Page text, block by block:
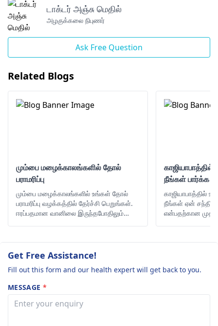
டாக்டர் அஞ்சு மெதில்
அழகுக்கலை நிபுணர்
Ask Free Question
Related Blogs
மும்பை மழைக்காலங்களில் தோல்
பராமரிப்பு
மும்பை மழைக்காலங்களில் உங்கள் தோல்
பராமரிப்பு வழக்கத்தில் தேர்ச்சி பெறுங்கள்.
ஈரப்பதமான வானிலை இருந்தபோதிலும்
உதவிக்குறிப்புகள், தயாரிப்புகள் மற்றும்
பழக்கவழக்கங்களைப் பற்றி அறிக.
நீங்கள் பார்க்க
காஜியாபாத்தில்
நீங்கள் ஏன்
என்பதற்கான
Get Free Assistance!
Fill out this form and our health expert will get back to you.
MESSAGE *